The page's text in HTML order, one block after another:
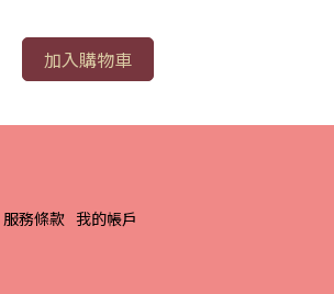
加入購物車
服務條款 我的帳戶